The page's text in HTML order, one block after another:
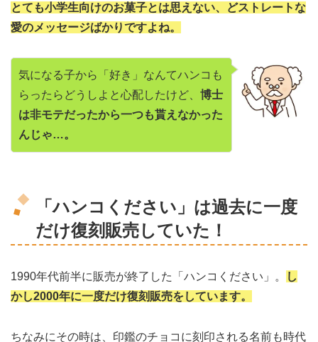
とても小学生向けのお菓子とは思えない、どストレートな
愛のメッセージばかりですよね。
気になる子から「好き」なんてハンコも
らったらどうしよと心配したけど、 博士
は非モテだったから一つも貰えなかった
んじゃ…。
「ハンコください」は過去に一度
だけ復刻販売していた！
1990年代前半に販売が終了した「ハンコください」。
し
かし2000年に一度だけ復刻販売をしています。
ちなみにその時は、印鑑のチョコに刻印される名前も時代